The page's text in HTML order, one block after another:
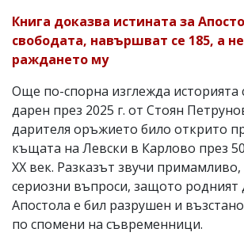
Книга доказва истината за
свободата, навършват се 185, а
раждането му
Още по-спорна изглежда историята
дарен през 2025 г. от Стоян
дарителя оръжието било открито
къщата на Левски в Карлово през
ХХ век. Разказът звучи
сериозни въпроси, защото родният
Апостола е бил разрушен и
по спомени на съвременници.